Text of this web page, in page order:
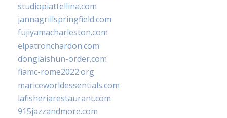
studiopiattellina.com
jannagrillspringfield.com
fujiyamacharleston.com
elpatronchardon.com
donglaishun-order.com
fiamc-rome2022.org
mariceworldessentials.com
lafisheriarestaurant.com
915jazzandmore.com